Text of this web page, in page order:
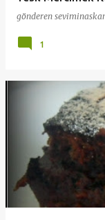
gönderen
1